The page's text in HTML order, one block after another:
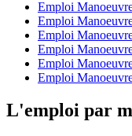
Emploi
Emploi
Emploi
Emploi
Emploi
Emploi
L'emploi par